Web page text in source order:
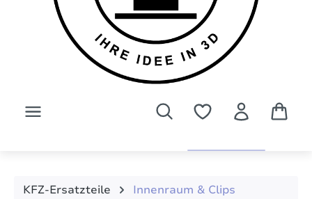
KFZ-Ersatzteile Innenraum & Clips